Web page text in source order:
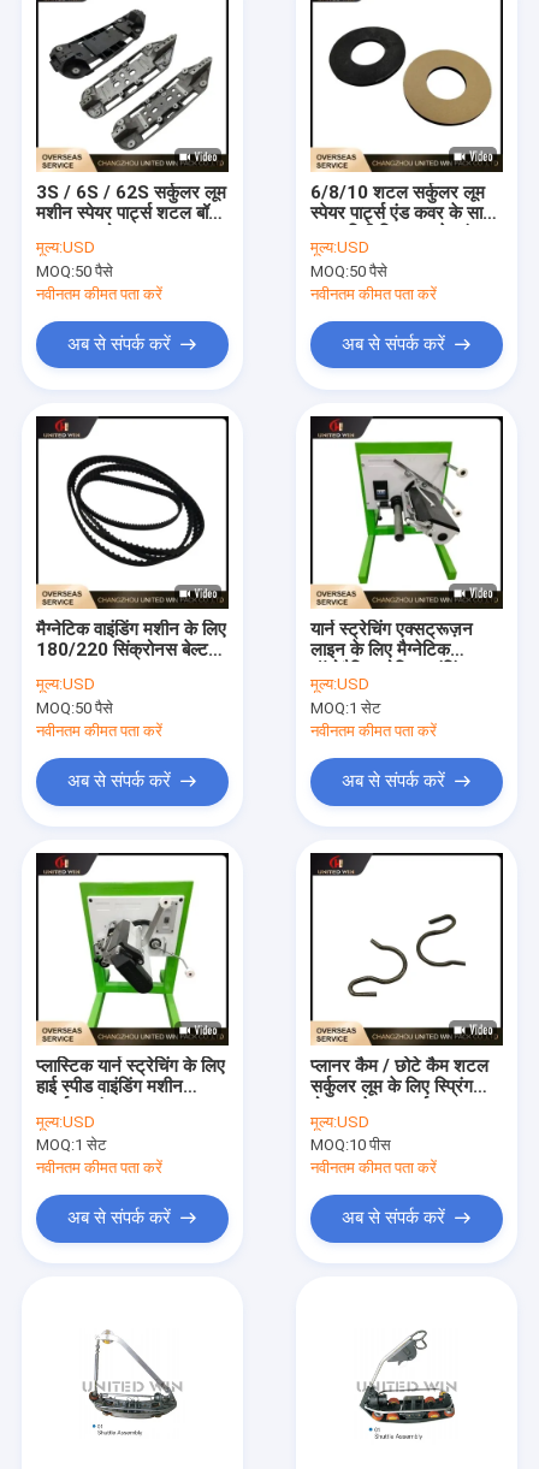
उत्पादों
वीडियो
हमारे बारे में
कारखाना भ्रमण
गुणवत्ता नियंत्रण
संपर्क करें
समाचार
एक उद्धरण की विनती करे
टेप एक्सट्रूज़न लाइन
मोनोफिलामेंट एक्सट्रूज़न लाइन
एक्सट्रूज़न कोटिंग लैमिनेशन लाइन
सर्कुलर लूम मशीन
FIBC बैग बनाने की मशीन
तिरपाल बनाने की मशीन
स्वचालित काटने और सिलाई मशीन
3S / 6S / 62S सर्कुलर लूम
मशीन स्पेयर पार्ट्स शटल बॉडी
मूल्य:USD
MOQ:50 पैसे
नवीनतम कीमत पता करें
अब से संपर्क करें
6/8/10 शटल सर्कुलर लूम
स्पेयर पार्ट्स एंड कवर के साथ
पैड
मूल्य:USD
MOQ:50 पैसे
नवीनतम कीमत पता करें
अब से संपर्क करें
मैग्नेटिक वाइंडिंग मशीन के लिए
180/220 सिंक्रोनस बेल्ट
मूल्य:USD
MOQ:50 पैसे
नवीनतम कीमत पता करें
अब से संपर्क करें
यार्न स्ट्रेचिंग एक्सट्रूज़न
लाइन के लिए मैग्नेटिक
मशीन
मूल्य:USD
MOQ:1 सेट
नवीनतम कीमत पता करें
अब से संपर्क करें
प्लास्टिक यार्न स्ट्रेचिंग के लिए
हाई स्पीड वाइंडिंग मशीन
मूल्य:USD
MOQ:1 सेट
नवीनतम कीमत पता करें
अब से संपर्क करें
प्लानर कैम / छोटे कैम शटल
सर्कुलर लूम के लिए स्प्रिंग
मूल्य:USD
MOQ:10 पीस
नवीनतम कीमत पता करें
अब से संपर्क करें